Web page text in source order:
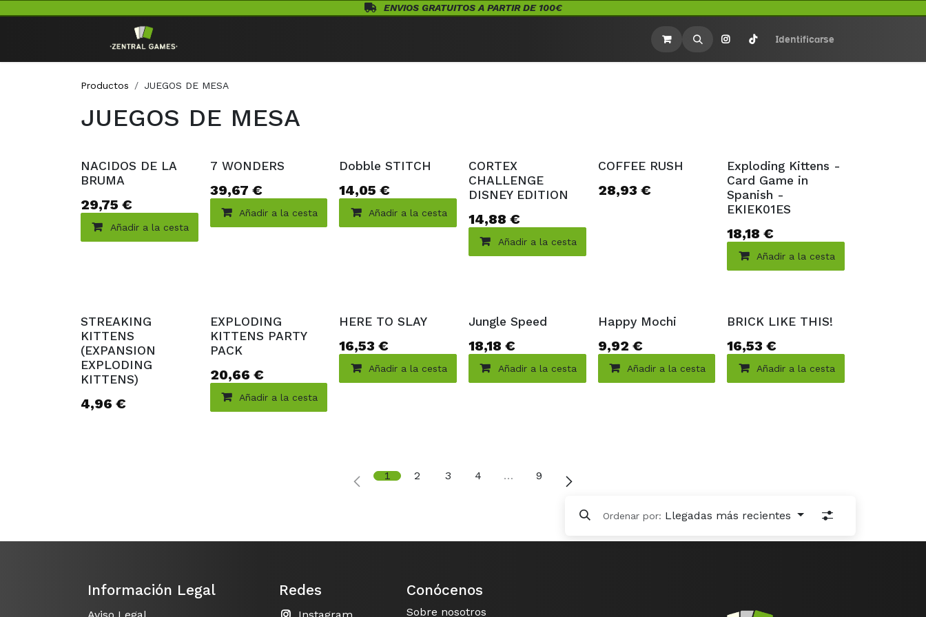
ENVIOS GRATUITOS A PARTIR DE 100€
Merchandasing Identificarse
Productos JUEGOS DE MESA
JUEGOS DE MESA
NACIDOS DE LA
BRUMA
29,75 €
Añadir a la cesta
7 WONDERS
39,67 €
Añadir a la cesta
Dobble STITCH
14,05 €
Añadir a la cesta
CORTEX
CHALLENGE
DISNEY EDITION
14,88 €
Añadir a la cesta
Agotado
COFFEE RUSH
28,93 €
Exploding Kittens -
Card Game in
Spanish -
EKIEK01ES
18,18 €
Añadir a la cesta
Agotado
STREAKING
KITTENS
(EXPANSION
EXPLODING
KITTENS)
4,96 €
EXPLODING
KITTENS PARTY
PACK
20,66 €
Añadir a la cesta
HERE TO SLAY
16,53 €
Añadir a la cesta
Jungle Speed
18,18 €
Añadir a la cesta
Happy Mochi
9,92 €
Añadir a la cesta
BRICK LIKE THIS!
16,53 €
Añadir a la cesta
1 2 3 4 … 9
Ordenar por: Llegadas más recientes
Información Legal Redes Conócenos
Sobre nosotros